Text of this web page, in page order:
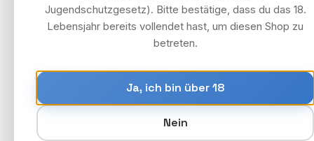
Bildergalerie überspringen
Jugendschutzgesetz). Bitte bestätige, dass du das 18.
Lebensjahr bereits vollendet hast, um diesen Shop zu
betreten.
Ja, ich bin über 18
Nein